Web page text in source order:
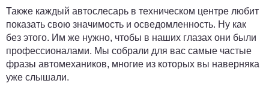
Также каждый автослесарь в техническом центре любит
показать свою значимость и осведомленность. Ну как
без этого. Им же нужно, чтобы в наших глазах они были
профессионалами. Мы собрали для вас самые частые
фразы автомехаников, многие из которых вы наверняка
уже слышали.